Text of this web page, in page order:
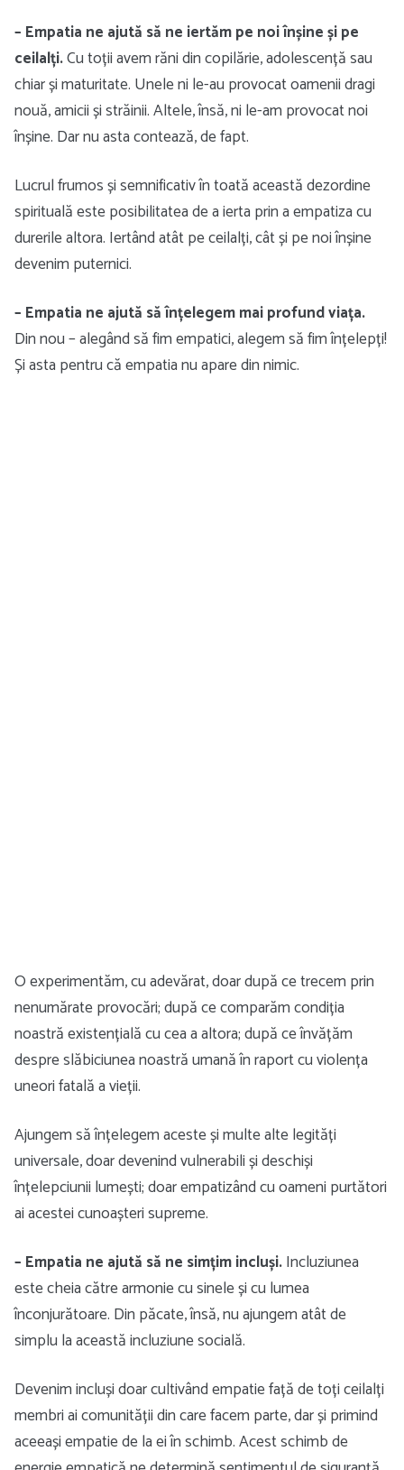
– Empatia ne ajută să ne iertăm pe noi înșine și pe
ceilalți.Cu toții avem răni din copilărie, adolescență sau
chiar și maturitate. Unele ni le-au provocat oamenii dragi
nouă, amicii și străinii. Altele, însă, ni le-am provocat noi
înșine. Dar nu asta contează, de fapt.
Lucrul frumos și semnificativ în toată această dezordine
spirituală este posibilitatea de a ierta prin a empatiza cu
durerile altora. Iertând atât pe ceilalți, cât și pe noi înșine
devenim puternici.
– Empatia ne ajută să înțelegem mai profund viața.
Din nou – alegând să fim empatici, alegem să fim înțelepți!
Și asta pentru că empatia nu apare din nimic.
O experimentăm, cu adevărat, doar după ce trecem prin
nenumărate provocări; după ce comparăm condiția
noastră existențială cu cea a altora; după ce învățăm
despre slăbiciunea noastră umană în raport cu violența
uneori fatală a vieții.
Ajungem să înțelegem aceste și multe alte legități
universale, doar devenind vulnerabili și deschiși
înțelepciunii lumești; doar empatizând cu oameni purtători
ai acestei cunoașteri supreme.
– Empatia ne ajută să ne simțim incluși.Incluziunea
este cheia către armonie cu sinele și cu lumea
înconjurătoare. Din păcate, însă, nu ajungem atât de
simplu la această incluziune socială.
Devenim incluși doar cultivând empatie față de toți ceilalți
membri ai comunității din care facem parte, dar și primind
aceeași empatie de la ei în schimb. Acest schimb de